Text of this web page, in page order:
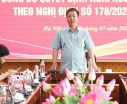
Tác giả Général Catroux; Người
dịch: Mai Yên Thi; Người hiệu
đính: Trịnh Thị Thu Thủy